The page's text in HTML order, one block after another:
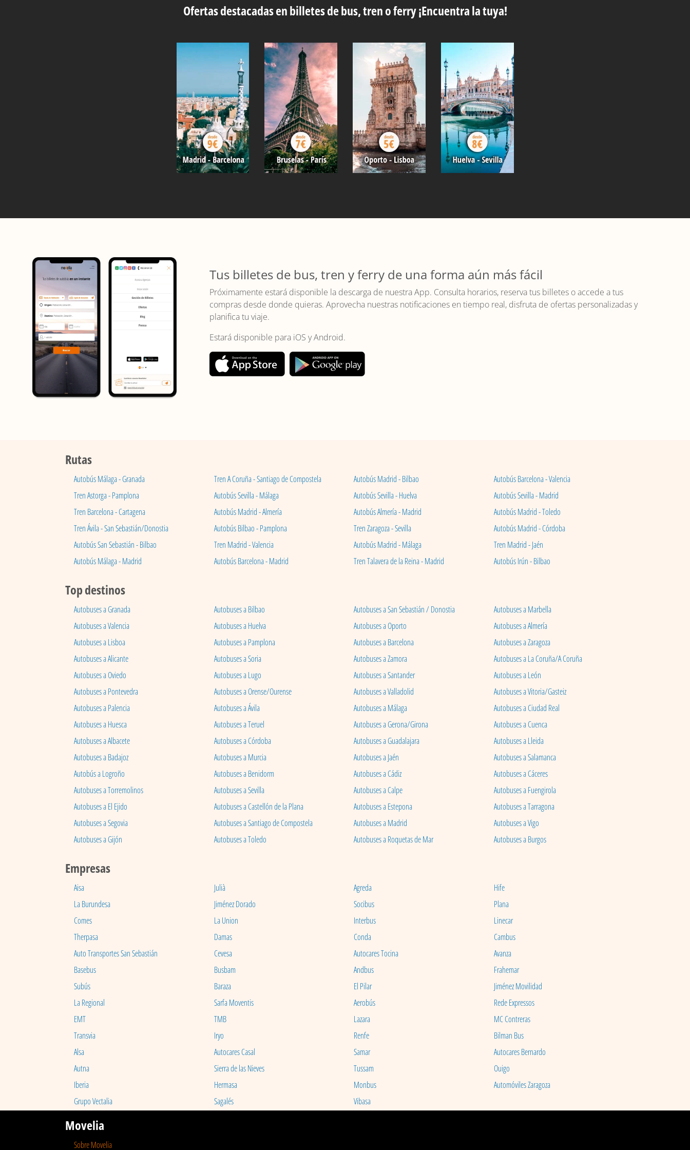
Ofertas destacadas en billetes de bus, tren o ferry ¡Encuentra la tuya!
Tus billetes de bus, tren y ferry de una forma aún más fácil
Próximamente estará disponible la descarga de nuestra App. Consulta horarios, reserva tus billetes o accede a tus
compras desde donde quieras. Aprovecha nuestras notificaciones en tiempo real, disfruta de ofertas personalizadas y
planifica tu viaje.
Estará disponible para iOS y Android.
Rutas
Autobús Málaga - Granada Tren A Coruña - Santiago de Compostela Autobús Madrid - Bilbao
Autobús Barcelona - Valencia
Tren Astorga - Pamplona
Autobús Sevilla - Málaga Autobús Sevilla - Huelva
Autobús Sevilla - Madrid
Tren Barcelona - Cartagena
Autobús Madrid - Almería Autobús Almería - Madrid
Autobús Madrid - Toledo
Tren Ávila - San Sebastián/Donostia
Autobús Bilbao - Pamplona Tren Zaragoza - Sevilla
Autobús Madrid - Córdoba
Autobús San Sebastián - Bilbao
Tren Madrid - Valencia Autobús Madrid - Málaga
Tren Madrid - Jaén
Autobús Málaga - Madrid
Autobús Barcelona - Madrid Tren Talavera de la Reina - Madrid Autobús Irún - Bilbao
Top destinos
Autobuses a Granada Autobuses a Bilbao Autobuses a San Sebastián / Donostia
Autobuses a Marbella
Autobuses a Valencia
Autobuses a Huelva Autobuses a Oporto
Autobuses a Almería
Autobuses a Lisboa
Autobuses a Pamplona Autobuses a Barcelona
Autobuses a Zaragoza
Autobuses a Alicante
Autobuses a Soria Autobuses a Zamora
Autobuses a La Coruña/A Coruña
Autobuses a Oviedo
Autobuses a Lugo Autobuses a Santander
Autobuses a León
Autobuses a Pontevedra
Autobuses a Orense/Ourense Autobuses a Valladolid
Autobuses a Vitoria/Gasteiz
Autobuses a Palencia
Autobuses a Ávila Autobuses a Málaga
Autobuses a Ciudad Real
Autobuses a Huesca
Autobuses a Teruel Autobuses a Gerona/Girona
Autobuses a Cuenca
Autobuses a Albacete
Autobuses a Córdoba Autobuses a Guadalajara
Autobuses a Lleida
Autobuses a Badajoz
Autobuses a Murcia Autobuses a Jaén
Autobuses a Salamanca
Autobús a Logroño
Autobuses a Benidorm Autobuses a Cádiz
Autobuses a Cáceres
Autobuses a Torremolinos
Autobuses a Sevilla Autobuses a Calpe
Autobuses a Fuengirola
Autobuses a El Ejido
Autobuses a Castellón de la Plana Autobuses a Estepona
Autobuses a Tarragona
Autobuses a Segovia
Autobuses a Santiago de Compostela Autobuses a Madrid
Autobuses a Vigo
Autobuses a Gijón
Autobuses a Toledo Autobuses a Roquetas de Mar Autobuses a Burgos
Empresas
Aisa Julià Agreda
Hife
La Burundesa
Jiménez Dorado Socibus
Plana
Comes
La Union Interbus
Linecar
Therpasa
Damas Conda
Cambus
Auto Transportes San Sebastián
Cevesa Autocares Tocina
Avanza
Basebus
Busbam Andbus
Frahemar
Subús
Baraza El Pilar
Jiménez Movilidad
La Regional
Sarfa Moventis Aerobús
Rede Expressos
EMT
TMB Lazara
MC Contreras
Transvia
Iryo Renfe
Bilman Bus
Alsa
Autocares Casal Samar
Autocares Bernardo
Autna
Sierra de las Nieves Tussam
Ouigo
Iberia
Hermasa Monbus
Automóviles Zaragoza
Grupo Vectalia
Sagalés Vibasa
Movelia
Sobre Movelia